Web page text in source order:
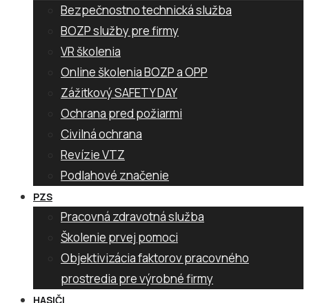
Bezpečnostno technická služba
BOZP služby pre firmy
VR školenia
Online školenia BOZP a OPP
Zážitkový SAFETY DAY
Ochrana pred požiarmi
Civilná ochrana
Revízie VTZ
Podlahové značenie
PZS
Pracovná zdravotná služba
Školenie prvej pomoci
Objektivizácia faktorov pracovného
prostredia pre výrobné firmy
HASIČI